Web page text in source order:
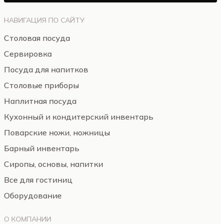
НАВИГАЦИЯ ПО САЙТУ
Столовая посуда
Сервировка
Посуда для напитков
Столовые приборы
Наплитная посуда
Кухонный и кондитерский инвентарь
Поварские ножи, ножницы
Барный инвентарь
Сиропы, основы, напитки
Все для гостиниц
Оборудование
О КОМПАНИИ